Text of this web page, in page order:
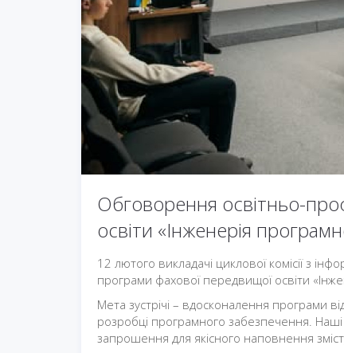
Обговорення освітньо-
освіти «Інженерія
12 лютого викладачі циклової комісії з
програми фахової передвищої освіти
Мета зустрічі – вдосконалення програми
розробці програмного забезпечення. Наші
запрошення для якісного наповнення